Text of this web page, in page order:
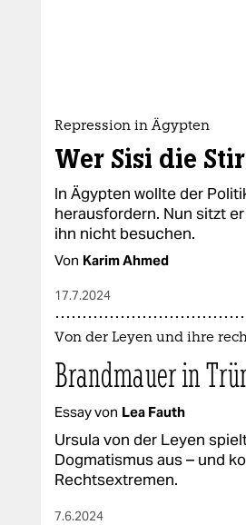
Repression in Ägypten
Wer Sisi die
In Ägypten wollte der
herausfordern. Nun sitzt
ihn nicht besuchen.
Von Karim Ahmed
17.7.2024
Von der Leyen und ihre
Brandmauer in
Essay von Lea Fauth
Ursula von der Leyen
Dogmatismus aus – und
Rechtsextremen.
7.6.2024